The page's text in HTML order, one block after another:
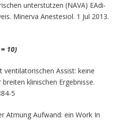
unterstützen (NAVA) EAdi-
Minerva Anestesiol. 1 Jul 2013.
10)
ventilatorischen Assist: keine
klinischen Ergebnisse.
5
Atmung Aufwand: ein Work In